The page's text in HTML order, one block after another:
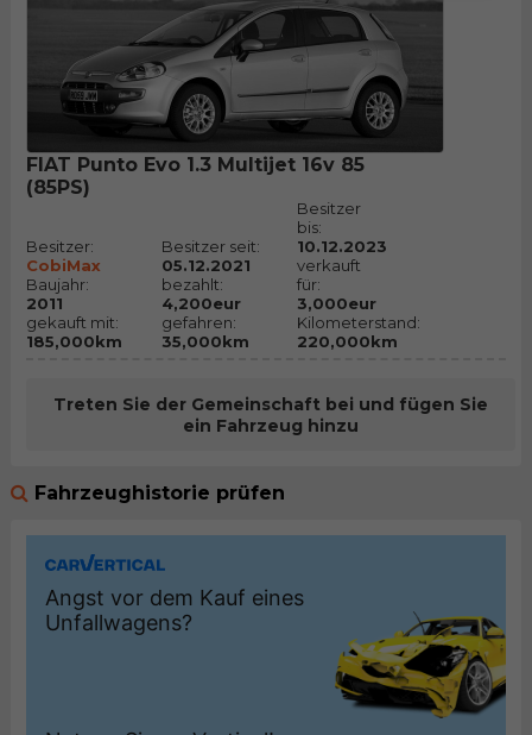
FIAT Punto Evo 1.3 Multijet 16v 85
(85PS)
Besitzer:
CobiMax
Baujahr:
2011
gekauft mit:
185,000km
Besitzer seit:
05.12.2021
bezahlt:
4,200eur
gefahren:
35,000km
Besitzer
bis:
10.12.2023
verkauft
für:
3,000eur
Kilometerstand:
220,000km
Treten Sie der Gemeinschaft bei und fügen Sie
ein Fahrzeug hinzu
Fahrzeughistorie prüfen